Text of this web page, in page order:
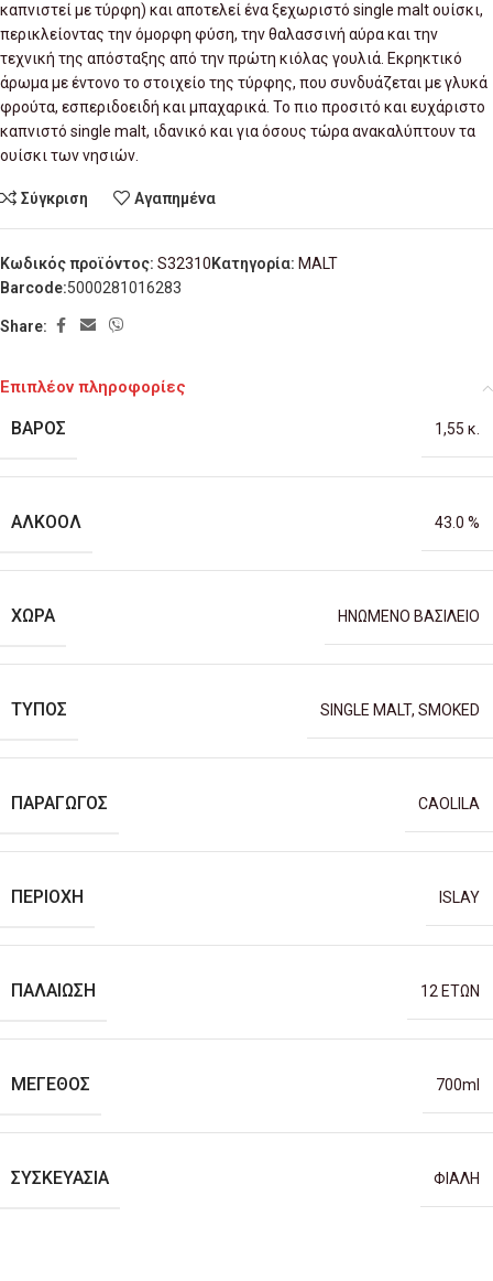
καπνιστεί με τύρφη) και αποτελεί ένα ξεχωριστό single malt ουίσκι,
περικλείοντας την όμορφη φύση, την θαλασσινή αύρα και την
τεχνική της απόσταξης από την πρώτη κιόλας γουλιά. Eκρηκτικό
άρωμα με έντονο το στοιχείο της τύρφης, που συνδυάζεται με γλυκά
φρούτα, εσπεριδοειδή και μπαχαρικά. Το πιο προσιτό και ευχάριστο
καπνιστό single malt, ιδανικό και για όσους τώρα ανακαλύπτουν τα
ουίσκι των νησιών.
Σύγκριση Αγαπημένα
Κωδικός προϊόντος: S32310Κατηγορία: MALT
Barcode:5000281016283
Share:
Επιπλέον πληροφορίες
ΒΆΡΟΣ 1,55 κ.
ΑΛΚΟΌΛ 43.0 %
ΧΏΡΑ ΗΝΩΜΕΝΟ ΒΑΣΙΛΕΙΟ
ΤΎΠΟΣ SINGLE MALT, SMOKED
ΠΑΡΑΓΩΓΌΣ CAOLILA
ΠΕΡΙΟΧΉ ISLAY
ΠΑΛΑΊΩΣΗ 12 ΕΤΩΝ
ΜΈΓΕΘΟΣ 700ml
ΣΥΣΚΕΥΑΣΊΑ ΦΙΑΛΗ